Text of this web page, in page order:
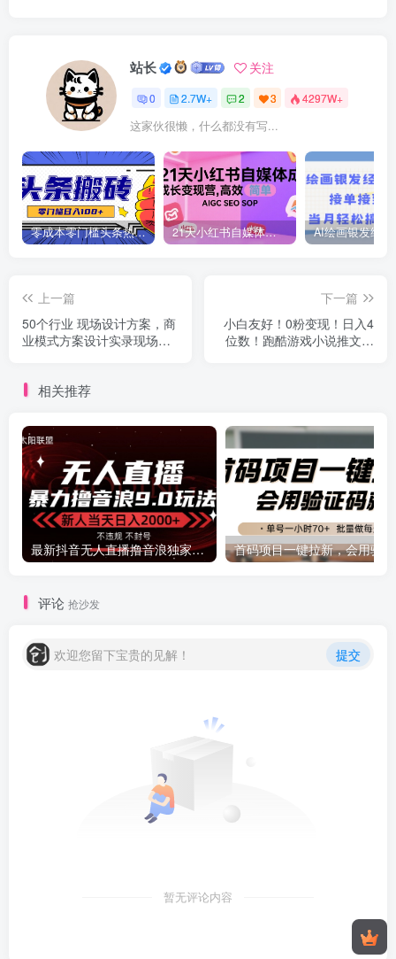
站长 关注
0 2.7W+ 2 3 4297W+
这家伙很懒，什么都没有写...
零成本零门槛头条热点搬运术，零门槛日入100+，工具+教程全部附上 21天小红书自媒体成长变现营，高效 简单 AIGC SEO SOP
上一篇
50个行业 现场设计方案，商
业模式方案设计实录现场课
下一篇
小白友好！0粉变现！日入4
位数！跑酷游戏小说推文项
相关推荐
最新抖音无人直播撸音浪独家9.0玩法，防封智能黑科技，新手当天日入2000+
评论 抢沙发
欢迎您留下宝贵的见解！ 提交
暂无评论内容